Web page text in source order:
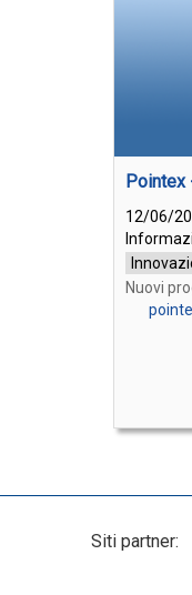
Pointex
12/06/
Nuovi
Siti partner: